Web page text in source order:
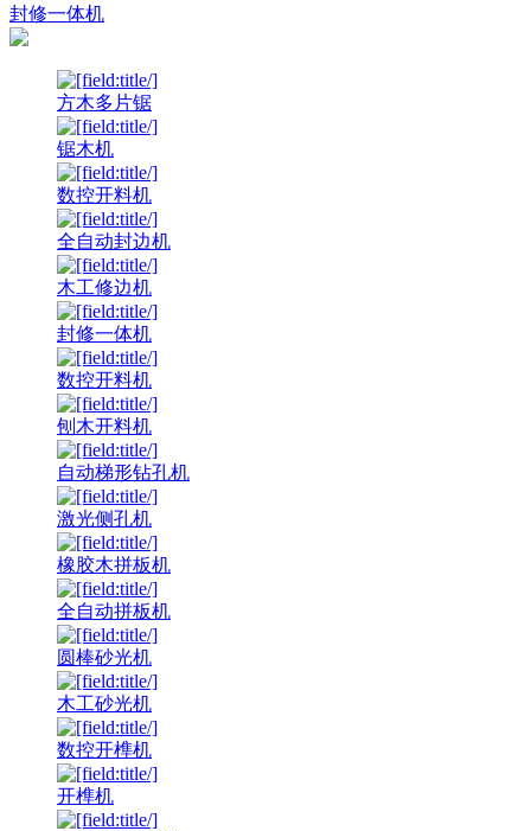
封修一体机
方木多片锯
锯木机
数控开料机
全自动封边机
木工修边机
封修一体机
数控开料机
刨木开料机
自动梯形钻孔机
激光侧孔机
橡胶木拼板机
全自动拼板机
圆棒砂光机
木工砂光机
数控开榫机
开榫机